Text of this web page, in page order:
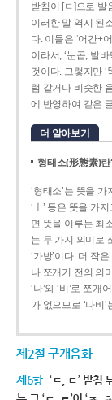
받침이 [ㄷ]으로 발
이러한 말 역시 된
다. 이들은 ‘어간+
이라서, ‘눈곱, 발
것이다. 그렇지만 ‘
럼 같거나 비슷한
에 반영하여 같은
더 알아보기
형태소(形態素)
‘형태소’는 뜻을
‘ㅣ’ 등은 뜻을 가
면 뜻을 이루는 최
는 두 가지 의미로
‘가방’이다. 더 작
나 쪼개기 전의 의
‘나’와 ‘비’로 쪼개
가 없으므로 ‘나비
제2절 구개음화
제6항 ‘ㄷ, ㅌ’ 받침